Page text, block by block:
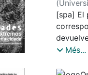
to give
The
would
(
[spa] El
político
Més...